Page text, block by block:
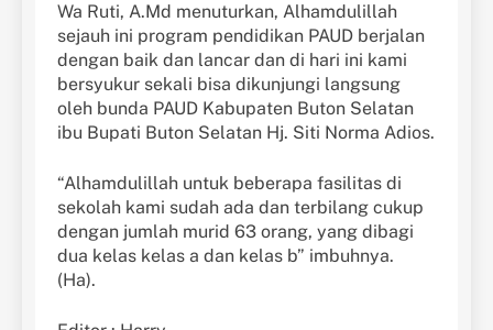
Wa Ruti, A.Md menuturkan, Alhamdulillah
sejauh ini program pendidikan PAUD berjalan
dengan baik dan lancar dan di hari ini kami
bersyukur sekali bisa dikunjungi langsung
oleh bunda PAUD Kabupaten Buton Selatan
ibu Bupati Buton Selatan Hj. Siti Norma Adios.
“Alhamdulillah untuk beberapa fasilitas di
sekolah kami sudah ada dan terbilang cukup
dengan jumlah murid 63 orang, yang dibagi
dua kelas kelas a dan kelas b” imbuhnya.
(Ha).